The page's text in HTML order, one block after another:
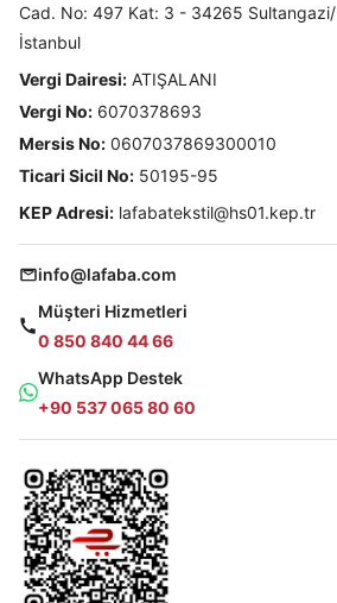
Cad. No: 497 Kat: 3 - 34265 Sultangazi/
İstanbul
Vergi Dairesi: ATIŞALANI
Vergi No: 6070378693
Mersis No: 0607037869300010
Ticari Sicil No: 50195-95
KEP Adresi: lafabatekstil@hs01.kep.tr
info@lafaba.com
Müşteri Hizmetleri
0 850 840 44 66
WhatsApp Destek
+90 537 065 80 60